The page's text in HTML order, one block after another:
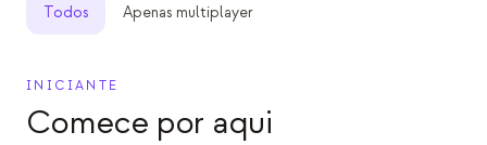
Todos Apenas multiplayer
INICIANTE
Comece por aqui